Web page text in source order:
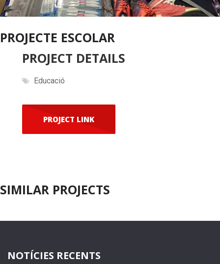
PROJECTE ESCOLAR
PROJECT DETAILS
Educació
PROJECT LINK
SIMILAR PROJECTS
NOTÍCIES RECENTS